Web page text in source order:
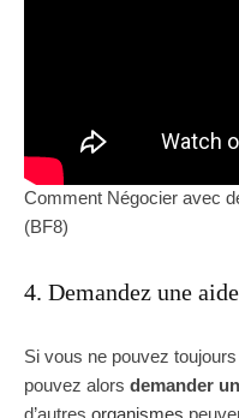
Comment Négocier avec
(BF8)
4. Demandez une
Si vous ne pouvez
pouvez alors demander
d’autres organismes